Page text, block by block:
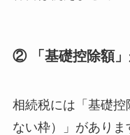
② 「基礎控除額」
相続税には「基礎控
ない枠）」があり